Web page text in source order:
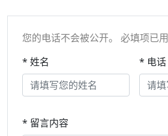
您的电话不会被公开。 必填项已
* 姓名
* 电话
* 留言内容